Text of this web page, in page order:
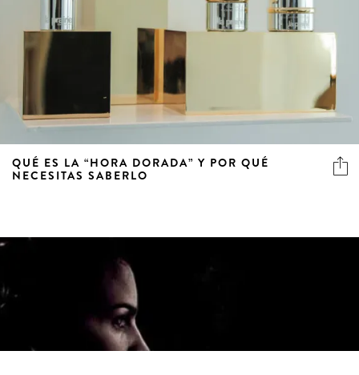
QUÉ ES LA “HORA DORADA” Y POR QUÉ
NECESITAS SABERLO